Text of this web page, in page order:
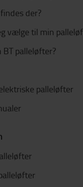
der?
vælge til min
palleløfter?
palleløfter